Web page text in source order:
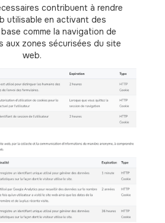
contribuent à rendre
utilisable en activant des
comme la navigation de
aux zones sécurisées du site
web.